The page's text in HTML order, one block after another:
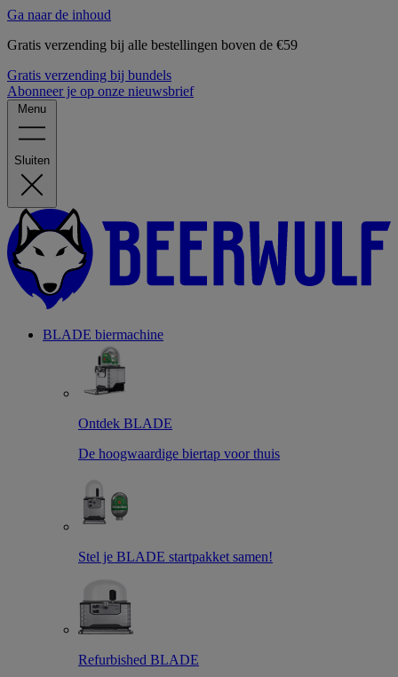
Ga naar de inhoud
Gratis verzending bij alle bestellingen boven de €59
Gratis verzending bij bundels
Abonneer je op onze nieuwsbrief
Menu
Sluiten
BLADE biermachine
Ontdek BLADE
De hoogwaardige biertap voor thuis
Stel je BLADE startpakket samen!
Refurbished BLADE